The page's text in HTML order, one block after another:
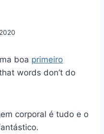
boa primeiro
words don’t do
corporal é tudo e o